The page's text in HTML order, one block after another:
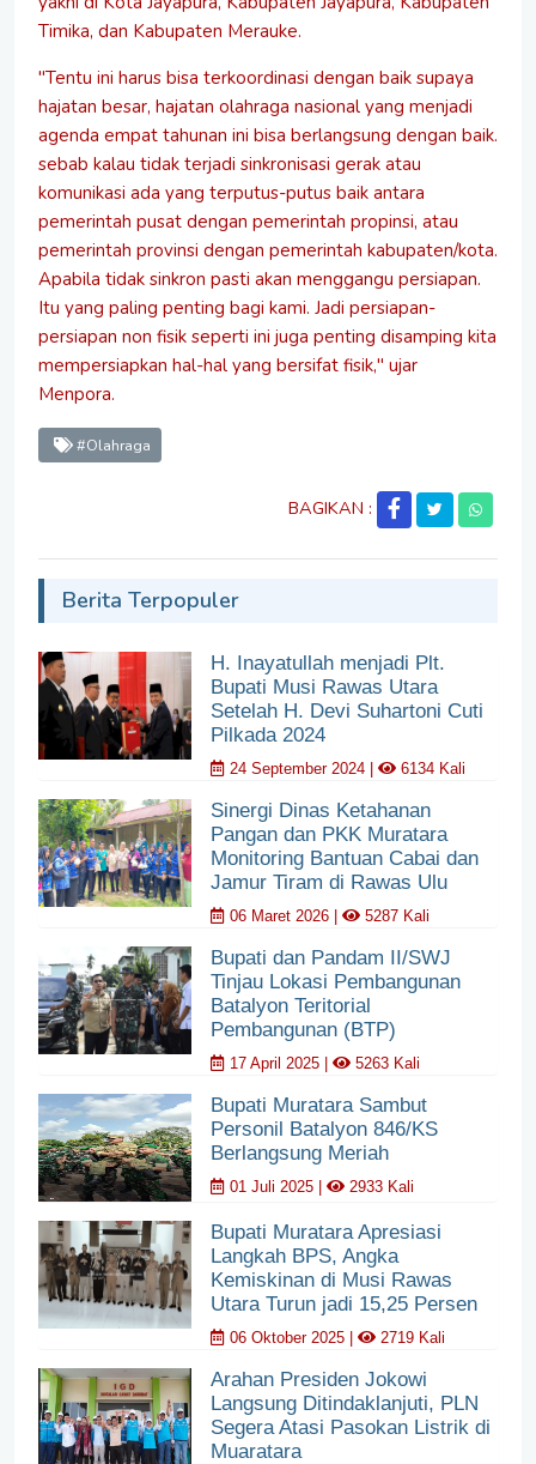
Timika, dan Kabupaten Merauke.
"Tentu ini harus bisa terkoordinasi dengan baik supaya
hajatan besar, hajatan olahraga nasional yang menjadi
agenda empat tahunan ini bisa berlangsung dengan baik.
sebab kalau tidak terjadi sinkronisasi gerak atau
komunikasi ada yang terputus-putus baik antara
pemerintah pusat dengan pemerintah propinsi, atau
pemerintah provinsi dengan pemerintah kabupaten/kota.
Apabila tidak sinkron pasti akan menggangu persiapan.
Itu yang paling penting bagi kami. Jadi persiapan-
persiapan non fisik seperti ini juga penting disamping kita
mempersiapkan hal-hal yang bersifat fisik," ujar
Menpora.
#Olahraga
BAGIKAN :
Berita Terpopuler
H. Inayatullah menjadi Plt.
Bupati Musi Rawas Utara
Setelah H. Devi Suhartoni Cuti
Pilkada 2024
24 September 2024 | 6134 Kali
Sinergi Dinas Ketahanan
Pangan dan PKK Muratara
Monitoring Bantuan Cabai dan
Jamur Tiram di Rawas Ulu
06 Maret 2026 | 5287 Kali
Bupati dan Pandam II/SWJ
Tinjau Lokasi Pembangunan
Batalyon Teritorial
Pembangunan (BTP)
17 April 2025 | 5263 Kali
Bupati Muratara Sambut
Personil Batalyon 846/KS
Berlangsung Meriah
01 Juli 2025 | 2933 Kali
Bupati Muratara Apresiasi
Langkah BPS, Angka
Kemiskinan di Musi Rawas
Utara Turun jadi 15,25 Persen
06 Oktober 2025 | 2719 Kali
Arahan Presiden Jokowi
Langsung Ditindaklanjuti, PLN
Segera Atasi Pasokan Listrik di
Muaratara